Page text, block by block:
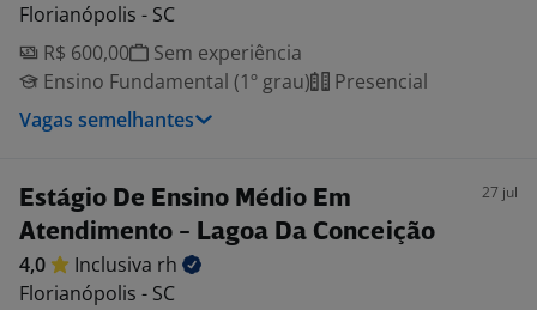
Florianópolis - SC
R$ 600,00
Sem experiência
Ensino Fundamental (1º grau)
Presencial
Vagas semelhantes
Estágio De Ensino Médio Em
Atendimento - Lagoa Da Conceição
27 jul
4,0 Inclusiva rh
Florianópolis - SC